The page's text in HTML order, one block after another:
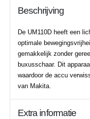
Beschrijving
De UM110D heeft een
optimale
gemakkelijk zonder
buxusschaar. Dit
waardoor de accu
van Makita.
Extra informatie